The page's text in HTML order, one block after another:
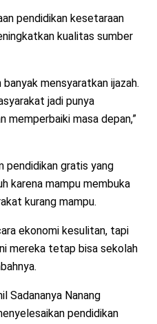
pendidikan kesetaraan
kualitas sumber
mensyaratkan ijazah.
jadi punya
memperbaiki masa depan,”
pendidikan gratis yang
karena mampu membuka
kurang mampu.
ekonomi kesulitan, tapi
mereka tetap bisa sekolah
Sadananya Nanang
pendidikan